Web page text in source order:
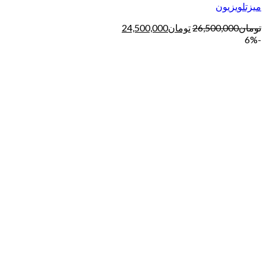
میزتلویزیون
تومان26,500,000تومان24,500,000
-6%